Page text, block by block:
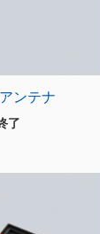
ンテナ
了